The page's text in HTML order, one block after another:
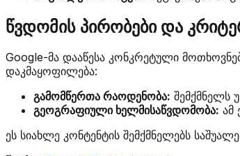
წვდომის პირობები და
Google-მა დააწესა კონკრეტული
დაკმაყოფილება:
გამომწერთა რაოდენობა: შემქმნელს
გეოგრაფიული ხელმისაწვდომობა: ამ
ეს სიახლე კონტენტის შემქმნელებს